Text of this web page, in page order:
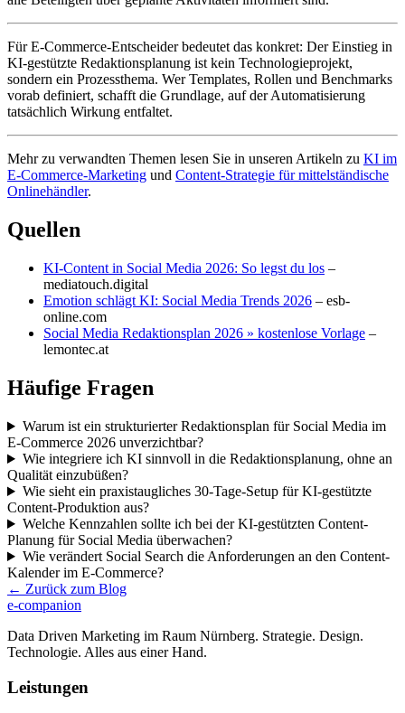
Für E-Commerce-Entscheider bedeutet das konkret: Der Einstieg in
KI-gestützte Redaktionsplanung ist kein Technologieprojekt,
sondern ein Prozessthema. Wer Templates, Rollen und Benchmarks
vorab definiert, schafft die Grundlage, auf der Automatisierung
tatsächlich Wirkung entfaltet.
Mehr zu verwandten Themen lesen Sie in unseren Artikeln zu KI im
E-Commerce-Marketing und Content-Strategie für mittelständische
Onlinehändler.
Quellen
KI-Content in Social Media 2026: So legst du los –
mediatouch.digital
Emotion schlägt KI: Social Media Trends 2026 – esb-
online.com
Social Media Redaktionsplan 2026 » kostenlose Vorlage –
lemontec.at
Häufige Fragen
Warum ist ein strukturierter Redaktionsplan für Social Media im
E-Commerce 2026 unverzichtbar?
Wie integriere ich KI sinnvoll in die Redaktionsplanung, ohne an
Qualität einzubüßen?
Wie sieht ein praxistaugliches 30-Tage-Setup für KI-gestützte
Content-Produktion aus?
Welche Kennzahlen sollte ich bei der KI-gestützten Content-
Planung für Social Media überwachen?
Wie verändert Social Search die Anforderungen an den Content-
Kalender im E-Commerce?
← Zurück zum Blog
e-companion
Data Driven Marketing im Raum Nürnberg. Strategie. Design.
Technologie. Alles aus einer Hand.
Leistungen